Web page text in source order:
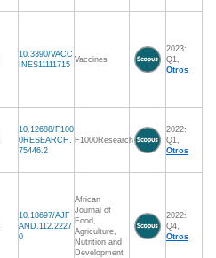
10.3390/VACC
INES11111715
Vaccines
2023:
Q1,
Otros
10.12688/F100
0RESEARCH.
75446.2
F1000Research
2022:
Q1,
Otros
10.18697/AJF
AND.112.2227
0
African
Journal of
Food,
Agriculture,
Nutrition and
Development
2022:
Q4,
Otros